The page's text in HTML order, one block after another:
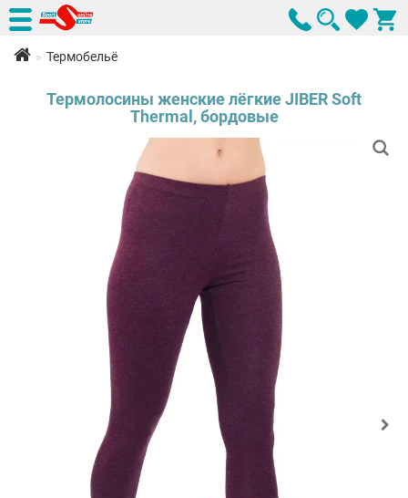
Термобельё
Термолосины женские лёгкие JIBER Soft
Thermal, бордовые